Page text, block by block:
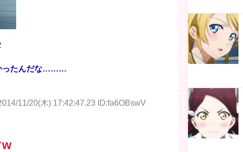
ったんだな………
11/20(木) 17:42:47.23 ID:fa6OBswV
w